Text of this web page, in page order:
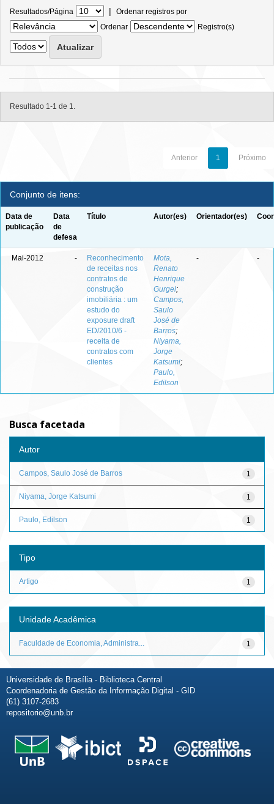
Resultados/Página | Ordenar registros por
Ordenar
Registro(s)
Resultado 1-1 de 1.
Anterior 1 Próximo
Conjunto de itens:
Data de
publicação
Data
de
defesa
Título Autor(es) Orientador(es)
Mai-2012 -
Reconhecimento
de receitas nos
contratos de
construção
imobiliária : um
estudo do
exposure draft
ED/2010/6 -
receita de
contratos com
clientes
Mota,
Renato
Henrique
Gurgel;
Campos,
Saulo
José de
Barros;
Niyama,
Jorge
Katsumi;
Paulo,
Edilson
- -
Busca facetada
Autor
1
Campos, Saulo José de Barros
1
Niyama, Jorge Katsumi
1
Paulo, Edilson
Tipo
1
Artigo
Unidade Acadêmica
1
Faculdade de Economia, Administra...
Universidade de Brasília - Biblioteca Central
Coordenadoria de Gestão da Informação Digital - GID
(61) 3107-2683
repositorio@unb.br